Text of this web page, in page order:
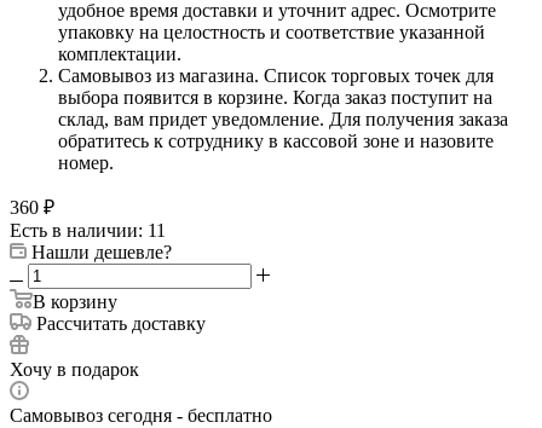
удобное время доставки и уточнит адрес. Осмотрите
упаковку на целостность и соответствие указанной
комплектации.
Самовывоз из магазина. Список торговых точек для
выбора появится в корзине. Когда заказ поступит на
склад, вам придет уведомление. Для получения заказа
обратитесь к сотруднику в кассовой зоне и назовите
номер.
360 ₽
Есть в наличии: 11
Нашли дешевле?
В корзину
Рассчитать доставку
Хочу в подарок
Самовывоз сегодня - бесплатно